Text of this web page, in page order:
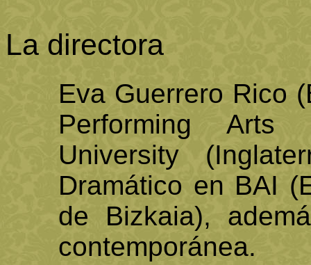
La directora
Eva Guerrero Rico
Performing Arts
University
Dramático en BAI
de Bizkaia),
contemporánea.